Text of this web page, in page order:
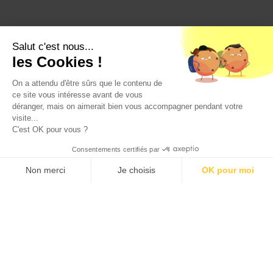
Salut c'est nous...
les Cookies !
On a attendu d'être sûrs que le contenu de
ce site vous intéresse avant de vous
déranger, mais on aimerait bien vous accompagner pendant votre
visite...
C'est OK pour vous ?
Consentements certifiés par
Non merci Je choisis OK pour moi